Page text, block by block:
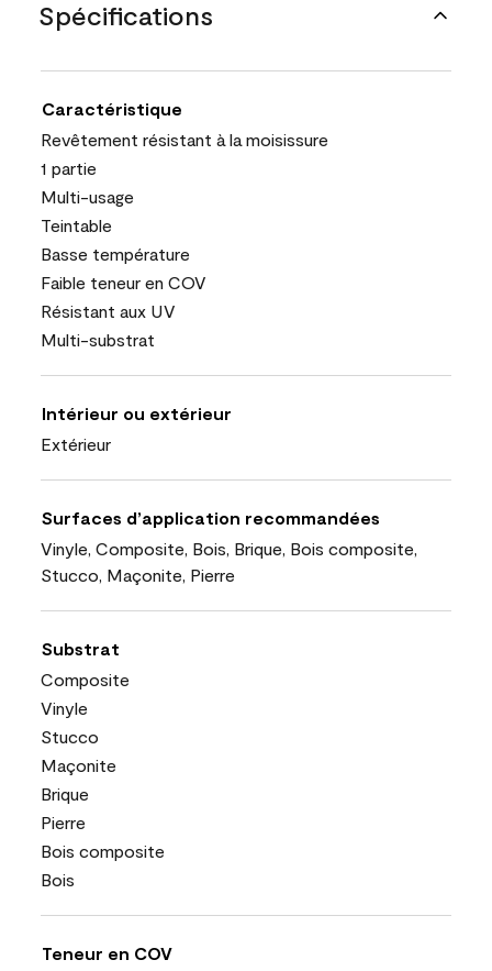
Spécifications
Caractéristique
Revêtement résistant à la moisissure
1 partie
Multi-usage
Teintable
Basse température
Faible teneur en COV
Résistant aux UV
Multi-substrat
Intérieur ou extérieur
Extérieur
Surfaces d’application recommandées
Vinyle, Composite, Bois, Brique, Bois composite,
Stucco, Maçonite, Pierre
Substrat
Composite
Vinyle
Stucco
Maçonite
Brique
Pierre
Bois composite
Bois
Teneur en COV